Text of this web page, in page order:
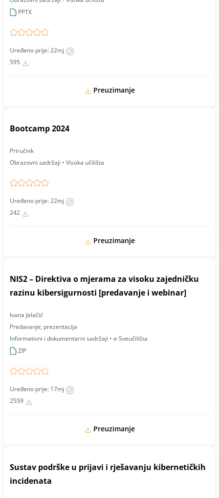
PPTX
Uređeno prije: 22mj
595
Preuzimanje
Bootcamp 2024
Priručnik
Obrazovni sadržaji • Visoka učilišta
Uređeno prije: 22mj
242
Preuzimanje
NIS2 – Direktiva o mjerama za visoku zajedničku
razinu kibersigurnosti [predavanje i webinar]
Ivana Jelačić
Predavanje; prezentacija
Informativni i dokumentarni sadržaji • e-Sveučilišta
ZIP
Uređeno prije: 17mj
2559
Preuzimanje
Sustav podrške u prijavi i rješavanju kibernetičkih
incidenata